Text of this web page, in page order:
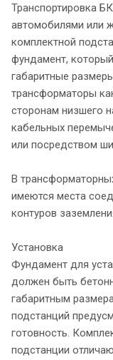
Транспортировка
автомобилями или
комплектной
фундамент,
габаритные
трансформаторы
сторонам низшего
кабельных
или посредством
В
имеются места
контуров
Установка
Фундамент для
должен быть
габаритным
подстанций
готовность.
подстанции